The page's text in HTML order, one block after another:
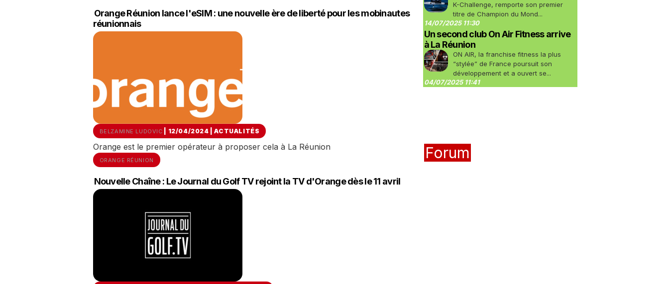
Orange Réunion lance l'eSIM : une nouvelle ère de liberté pour les mobinautes
réunionnais
BELZAMINE LUDOVIC | 12/04/2024 |ACTUALITÉS
Orange est le premier opérateur à proposer cela à La Réunion
ORANGE RÉUNION
Nouvelle Chaîne : Le Journal du Golf TV rejoint la TV d'Orange dès le 11 avril
K-Challenge, remporte son premier
titre de Champion du Mond...
14/07/2025 11:30
Un second club On Air Fitness arrive
à La Réunion
ON AIR, la franchise fitness la plus
“stylée” de France poursuit son
développement et a ouvert se...
04/07/2025 11:41
Forum